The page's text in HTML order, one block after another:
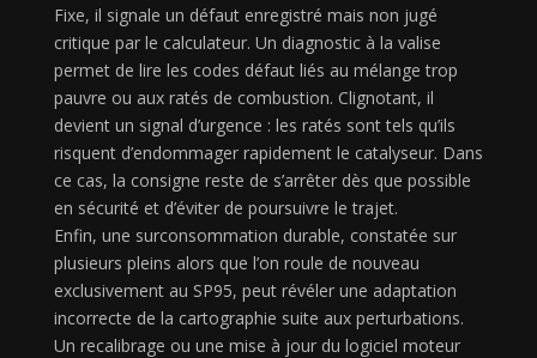
Fixe, il signale un défaut enregistré mais non jugé
critique par le calculateur. Un diagnostic à la valise
permet de lire les codes défaut liés au mélange trop
pauvre ou aux ratés de combustion. Clignotant, il
devient un signal d’urgence : les ratés sont tels qu’ils
risquent d’endommager rapidement le catalyseur. Dans
ce cas, la consigne reste de s’arrêter dès que possible
en sécurité et d’éviter de poursuivre le trajet.
Enfin, une surconsommation durable, constatée sur
plusieurs pleins alors que l’on roule de nouveau
exclusivement au SP95, peut révéler une adaptation
incorrecte de la cartographie suite aux perturbations.
Un recalibrage ou une mise à jour du logiciel moteur